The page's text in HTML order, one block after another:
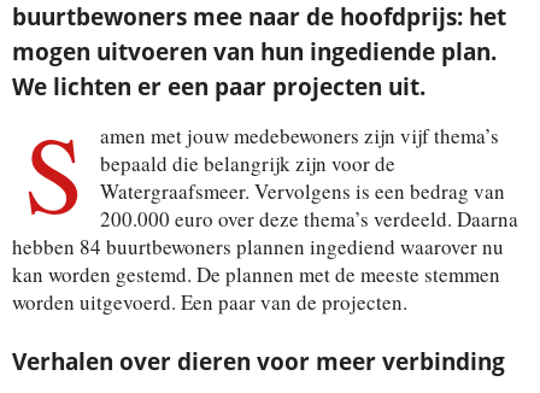
buurtbewoners mee naar de hoofdprijs: het
mogen uitvoeren van hun ingediende plan.
We lichten er een paar projecten uit.
S
amen met jouw medebewoners zijn vijf thema’s
bepaald die belangrijk zijn voor de
Watergraafsmeer. Vervolgens is een bedrag van
200.000 euro over deze thema’s verdeeld. Daarna
hebben 84 buurtbewoners plannen ingediend waarover nu
kan worden gestemd. De plannen met de meeste stemmen
worden uitgevoerd. Een paar van de projecten.
Verhalen over dieren voor meer verbinding